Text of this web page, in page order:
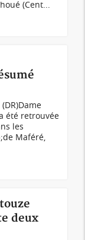
(Cent...
été retrouvée
les
Maféré,
deux